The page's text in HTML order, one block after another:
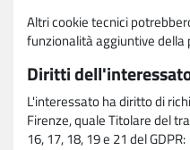
Altri cookie tecnici
funzionalità aggiuntive
Diritti
L'interessato ha diritto di
Firenze, quale Titolare del
16, 17, 18, 19 e 21 del GDPR: